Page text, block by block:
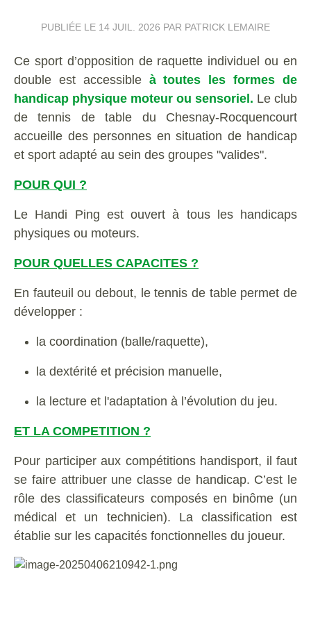
PUBLIÉE LE 14 JUIL. 2026 PAR PATRICK LEMAIRE
Ce sport d’opposition de raquette individuel ou en
double est accessible à toutes les formes de
handicap physique moteur ou sensoriel. Le club
de tennis de table du Chesnay-Rocquencourt
accueille des personnes en situation de handicap
et sport adapté au sein des groupes "valides".
POUR QUI ?
Le Handi Ping est ouvert à tous les handicaps
physiques ou moteurs.
POUR QUELLES CAPACITES ?
En fauteuil ou debout, le tennis de table permet de
développer :
la coordination (balle/raquette),
la dextérité et précision manuelle,
la lecture et l'adaptation à l’évolution du jeu.
ET LA COMPETITION ?
Pour participer aux compétitions handisport, il faut
se faire attribuer une classe de handicap. C’est le
rôle des classificateurs composés en binôme (un
médical et un technicien). La classification est
établie sur les capacités fonctionnelles du joueur.